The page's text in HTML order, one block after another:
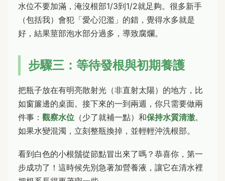
水位不要加滿，淹沒根部1/3到1/2就足夠。很多新手
（包括我）會犯「愛心氾濫」的錯，覺得水多就是
好，結果莖部泡水部分過多，導致腐爛。
步驟三：等待發根與初期養護
把瓶子放在有明亮散射光（非直射太陽）的地方，比
如窗簾邊的桌面。接下來的一到兩週，你只需要做兩
件事： 觀察水位 （少了就補一點）和保持水質清澈。
如果水變混濁，立刻整瓶換掉，並輕輕沖洗根部。
看到白色的小根鬚從節點冒出來了嗎？恭喜你，第一
步成功了！這時候先別急著加營養液，讓它在清水裡